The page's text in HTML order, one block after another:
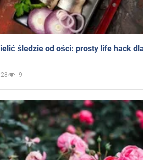
śledzie od ości: prosty life hack
9